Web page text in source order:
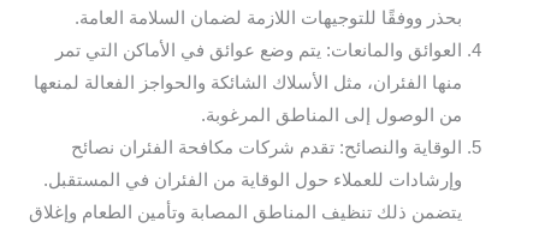
بحذر ووفقًا للتوجيهات اللازمة لضمان السلامة العامة.
العوائق والمانعات: يتم وضع عوائق في الأماكن التي تمر
منها الفئران، مثل الأسلاك الشائكة والحواجز الفعالة لمنعها
من الوصول إلى المناطق المرغوبة.
الوقاية والنصائح: تقدم شركات مكافحة الفئران نصائح
وإرشادات للعملاء حول الوقاية من الفئران في المستقبل.
يتضمن ذلك تنظيف المناطق المصابة وتأمين الطعام وإغلاق